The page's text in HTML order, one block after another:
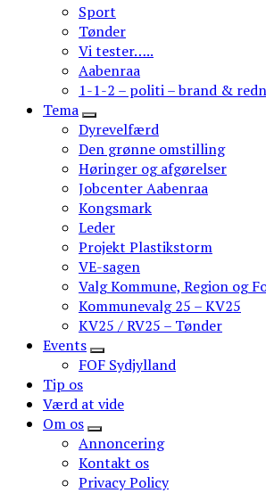
Sport
Tønder
Vi tester…..
Aabenraa
1-1-2 – politi – brand &
Tema
Dyrevelfærd
Den grønne omstilling
Høringer og afgørelser
Jobcenter Aabenraa
Kongsmark
Leder
Projekt Plastikstorm
VE-sagen
Valg Kommune, Region og
Kommunevalg 25 – KV25
KV25 / RV25 – Tønder
Events
FOF Sydjylland
Tip os
Værd at vide
Om os
Annoncering
Kontakt os
Privacy Policy